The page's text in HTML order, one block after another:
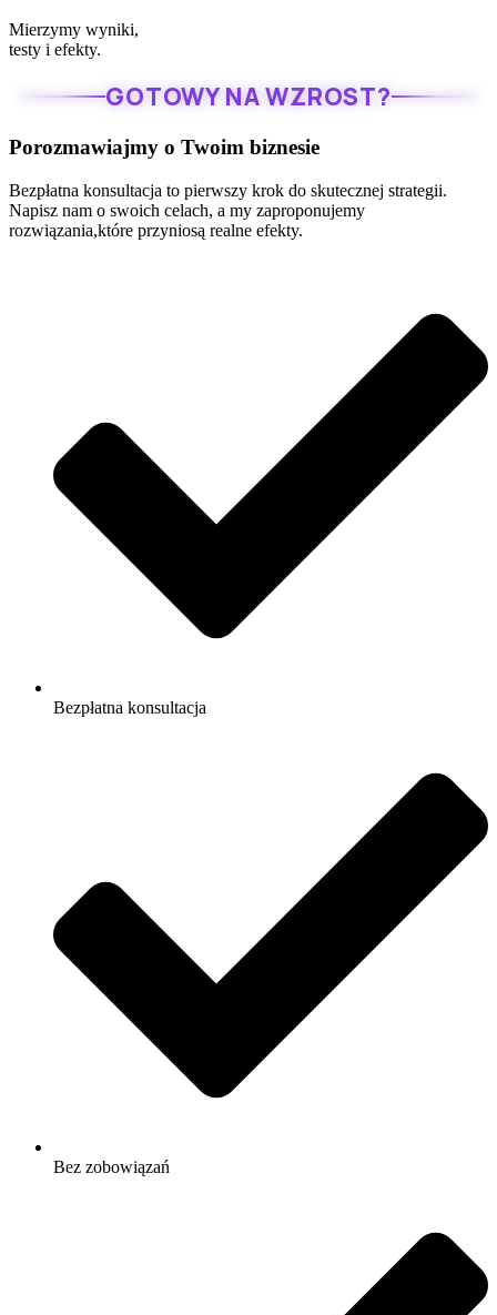
Mierzymy wyniki,
testy i efekty.
GOTOWY NA WZROST?
Porozmawiajmy o Twoim biznesie
Bezpłatna konsultacja to pierwszy krok do skutecznej strategii.
Napisz nam o swoich celach, a my zaproponujemy
rozwiązania,które przyniosą realne efekty.
Bezpłatna konsultacja
Bez zobowiązań